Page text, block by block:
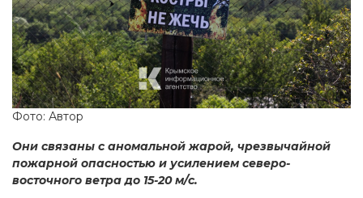
Фото: Автор
Они связаны с аномальной жарой, чрезвычайной
пожарной опасностью и усилением северо-
восточного ветра до 15-20 м/с.